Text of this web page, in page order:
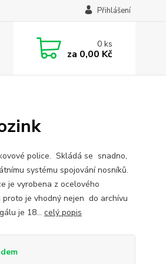
Přihlášení
0ks
za 0,00 Kč
police. Skládá se snadno,
systému spojování nosníků.
je vyrobena z ocelového
proto je vhodný nejen do archívu
je 18... celý popis